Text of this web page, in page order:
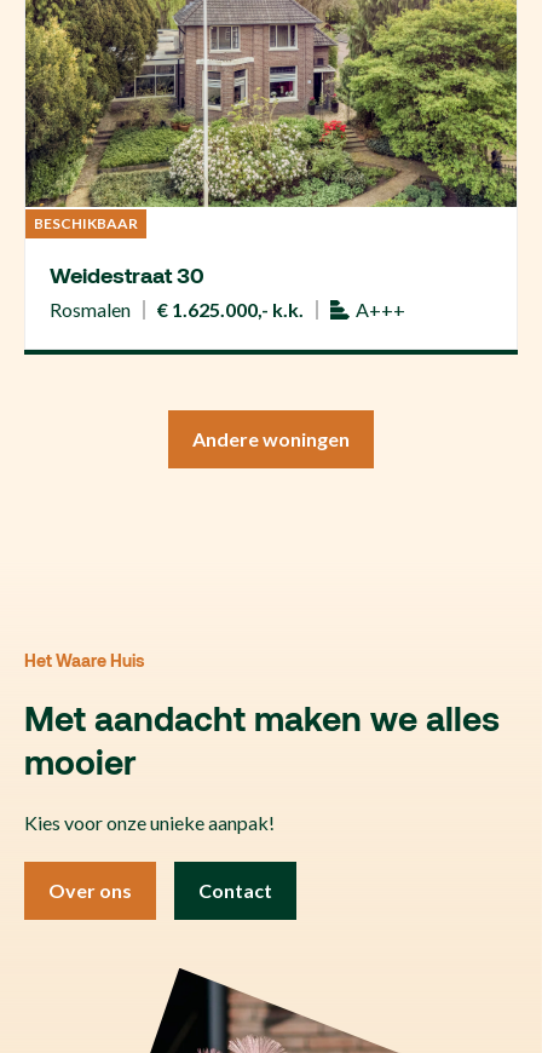
BESCHIKBAAR
Weidestraat 30
Rosmalen € 1.625.000,- k.k. A+++
Andere woningen
Het Waare Huis
Met aandacht maken we alles
mooier
Kies voor onze unieke aanpak!
Over ons Contact